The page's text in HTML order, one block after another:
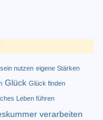
nutzen eigene Stärken
Glück Glück finden
Leben führen
verarbeiten